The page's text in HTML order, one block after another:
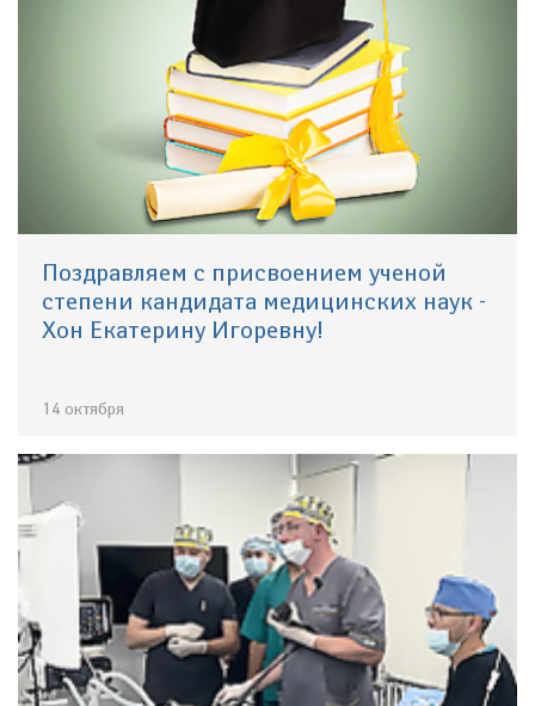
Поздравляем с присвоением ученой
степени кандидата медицинских наук -
Хон Екатерину Игоревну!
14 октября